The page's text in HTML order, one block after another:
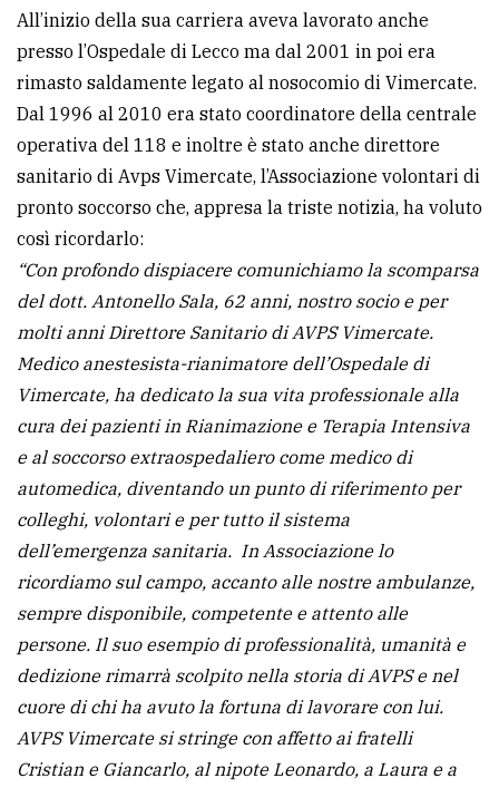
policy
All’inizio della sua carriera aveva lavorato anche
presso l’Ospedale di Lecco ma dal 2001 in poi era
rimasto saldamente legato al nosocomio di Vimercate.
Dal 1996 al 2010 era stato coordinatore della centrale
operativa del 118 e inoltre è stato anche direttore
sanitario di Avps Vimercate, l’Associazione volontari di
pronto soccorso che, appresa la triste notizia, ha voluto
così ricordarlo:
“Con profondo dispiacere comunichiamo la scomparsa
del dott. Antonello Sala, 62 anni, nostro socio e per
molti anni Direttore Sanitario di AVPS Vimercate.
Medico anestesista-rianimatore dell’Ospedale di
Vimercate, ha dedicato la sua vita professionale alla
cura dei pazienti in Rianimazione e Terapia Intensiva
e al soccorso extraospedaliero come medico di
automedica, diventando un punto di riferimento per
colleghi, volontari e per tutto il sistema
dell’emergenza sanitaria. In Associazione lo
ricordiamo sul campo, accanto alle nostre ambulanze,
sempre disponibile, competente e attento alle
persone. Il suo esempio di professionalità, umanità e
dedizione rimarrà scolpito nella storia di AVPS e nel
cuore di chi ha avuto la fortuna di lavorare con lui.
AVPS Vimercate si stringe con affetto ai fratelli
Cristian e Giancarlo, al nipote Leonardo, a Laura e a